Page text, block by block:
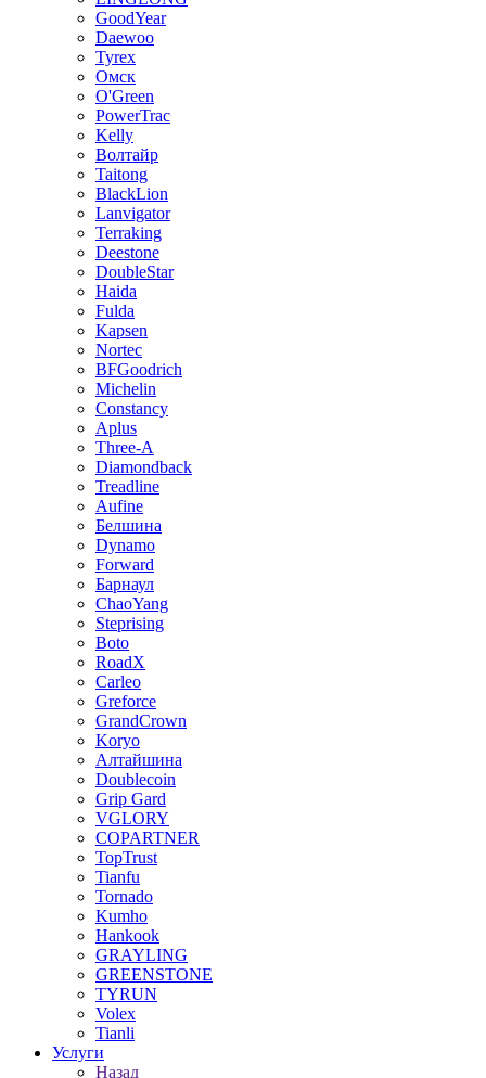
GoodYear
Daewoo
Tyrex
Омск
O'Green
PowerTrac
Kelly
Волтайр
Taitong
BlackLion
Lanvigator
Terraking
Deestone
DoubleStar
Haida
Fulda
Kapsen
Nortec
BFGoodrich
Michelin
Constancy
Aplus
Three-A
Diamondback
Treadline
Aufine
Белшина
Dynamo
Forward
Барнаул
ChaoYang
Steprising
Boto
RoadX
Carleo
Greforce
GrandCrown
Koryo
Алтайшина
Doublecoin
Grip Gard
VGLORY
COPARTNER
TopTrust
Tianfu
Tornado
Kumho
Hankook
GRAYLING
GREENSTONE
TYRUN
Volex
Tianli
Услуги
Назад